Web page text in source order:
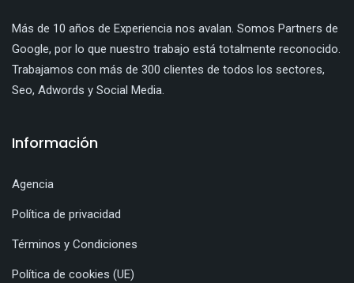
Más de 10 años de Experiencia nos avalan. Somos Partners de
Google, por lo que nuestro trabajo está totalmente reconocido.
Trabajamos con más de 300 clientes de todos los sectores,
Seo, Adwords y Social Media.
Información
Agencia
Política de privacidad
Términos y Condiciones
Política de cookies (UE)